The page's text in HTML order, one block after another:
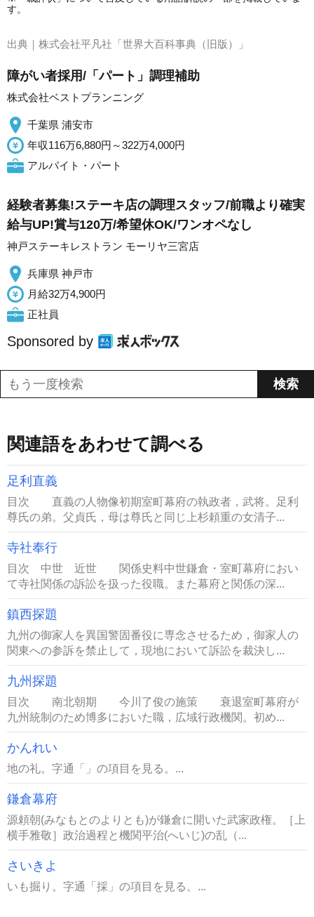
す。
出典｜ 株式会社平凡社「世界大百科事典（旧版）」
障がい者採用/「パート」調理補助
株式会社ベストプランニング
千葉県 浦安市
年収116万6,880円～322万4,000円
アルバイト・パート
経験者募集!ステーキ店の調理スタッフ/前職より確実
給与UP!賞与120万/希望休OK/ワンオペなし
神戸ステーキレストラン モーリヤ三宮店
兵庫県 神戸市
月給32万4,900円
正社員
Sponsored by
関連語をあわせて調べる
足利直義
目次 直義の人物像初期室町幕府の執政者，武将。足利
尊氏の弟。父貞氏，母は尊氏と同じ上杉頼重の女清子...
寺社奉行
目次 中世 近世 関係史料中世鎌倉・室町幕府におい
て寺社関係の訴訟を扱った役職。また幕府と関係の深...
鎮西探題
九州の御家人を異国警固番役に専念させるため，御家人の
関東への参訴を禁止して，現地において訴訟を裁決し...
九州探題
目次 南北朝期 今川了俊の施策 衰退室町幕府が
九州統制のため博多においた職，広域行政機関。初め...
かんれい
地の礼。字通「」の項目を見る。...
鎌倉幕府
源頼朝(みなもとのよりとも)が鎌倉に開いた武家政権。［上
横手雅敬］政治過程と機関平治(へいじ)の乱（...
さいきよ
いも掘り。字通「採」の項目を見る。...